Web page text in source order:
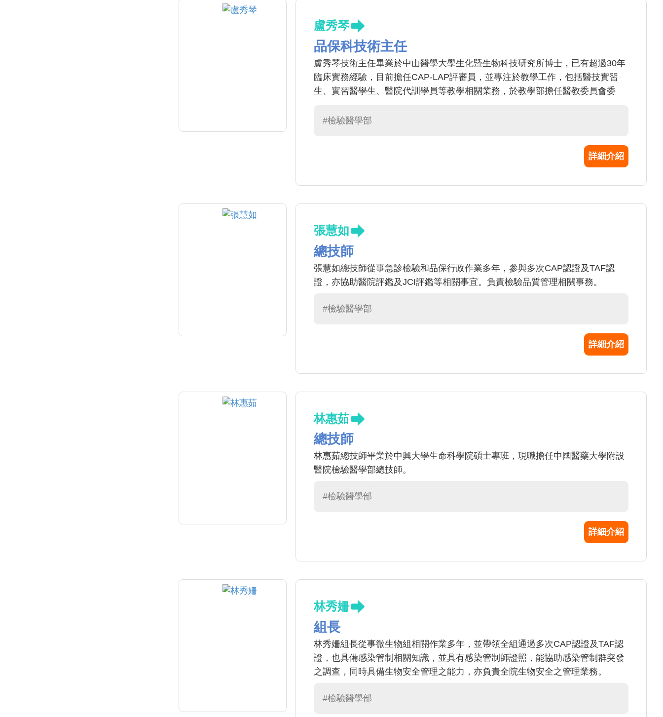
盧秀琴
品保科技術主任
盧秀琴技術主任畢業於中山醫學大學生化暨生物科技研究所博士，已有超過30年
臨床實務經驗，目前擔任CAP-LAP評審員，並專注於教學工作，包括醫技實習
生、實習醫學生、醫院代訓學員等教學相關業務，於教學部擔任醫教委員會委
#檢驗醫學部
詳細介紹
張慧如
總技師
張慧如總技師從事急診檢驗和品保行政作業多年，參與多次CAP認證及TAF認
證，亦協助醫院評鑑及JCI評鑑等相關事宜。負責檢驗品質管理相關事務。
#檢驗醫學部
詳細介紹
林惠茹
總技師
林惠茹總技師畢業於中興大學生命科學院碩士專班，現職擔任中國醫藥大學附設
醫院檢驗醫學部總技師。
#檢驗醫學部
詳細介紹
林秀姍
組長
林秀姍組長從事微生物組相關作業多年，並帶領全組通過多次CAP認證及TAF認
證，也具備感染管制相關知識，並具有感染管制師證照，能協助感染管制群突發
之調查，同時具備生物安全管理之能力，亦負責全院生物安全之管理業務。
#檢驗醫學部